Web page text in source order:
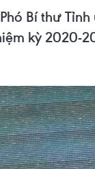
Bí thư
kỳ 2020-